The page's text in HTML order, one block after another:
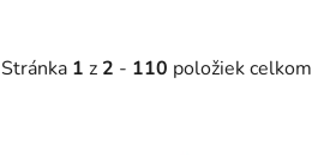
Foulard
Tmavomodrý
Stránka 1 z 2 - 110 položiek celkom